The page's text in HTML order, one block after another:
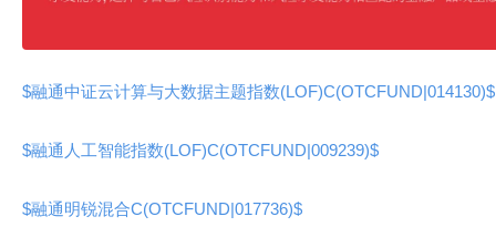
$融通中证云计算与大数据主题指数(LOF)C(OTCFUND|014130)$
$融通人工智能指数(LOF)C(OTCFUND|009239)$
$融通明锐混合C(OTCFUND|017736)$